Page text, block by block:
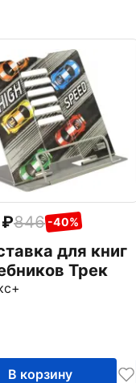
846 -40%
для книг
Трек
В корзину